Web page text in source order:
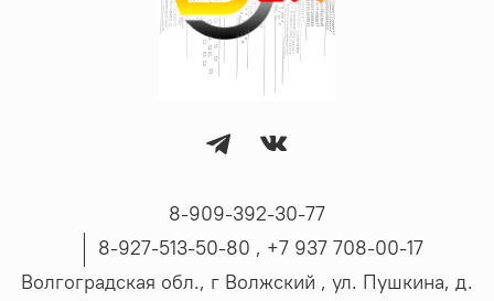
8-909-392-30-77
8-927-513-50-80 , ‪+7 937 708-00-17
Волгоградская обл., г Волжский , ул. Пушкина, д.